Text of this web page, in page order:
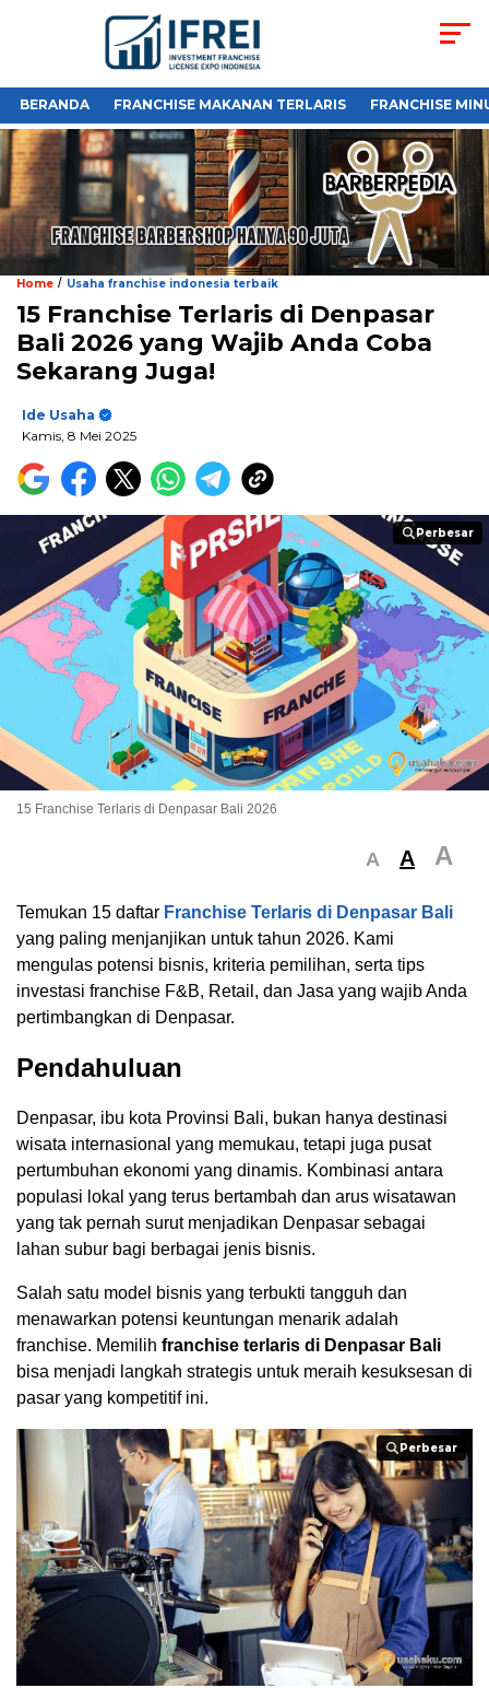
BERANDA FRANCHISE MAKANAN TERLARIS FRANCHISE
Home / Usaha franchise indonesia terbaik
15 Franchise Terlaris di Denpasar
Bali 2026 yang Wajib Anda Coba
Sekarang Juga!
Ide Usaha
Kamis, 8 Mei 2025
Perbesar
Perbesar
15 Franchise Terlaris di Denpasar Bali 2026
A A A
Temukan 15 daftar Franchise Terlaris di Denpasar Bali
yang paling menjanjikan untuk tahun 2026. Kami
mengulas potensi bisnis, kriteria pemilihan, serta tips
investasi franchise F&B, Retail, dan Jasa yang wajib Anda
pertimbangkan di Denpasar.
Pendahuluan
Denpasar, ibu kota Provinsi Bali, bukan hanya destinasi
wisata internasional yang memukau, tetapi juga pusat
pertumbuhan ekonomi yang dinamis. Kombinasi antara
populasi lokal yang terus bertambah dan arus wisatawan
yang tak pernah surut menjadikan Denpasar sebagai
lahan subur bagi berbagai jenis bisnis.
Salah satu model bisnis yang terbukti tangguh dan
menawarkan potensi keuntungan menarik adalah
franchise. Memilih franchise terlaris di Denpasar Bali
bisa menjadi langkah strategis untuk meraih kesuksesan di
pasar yang kompetitif ini.
Perbesar
Perbesar